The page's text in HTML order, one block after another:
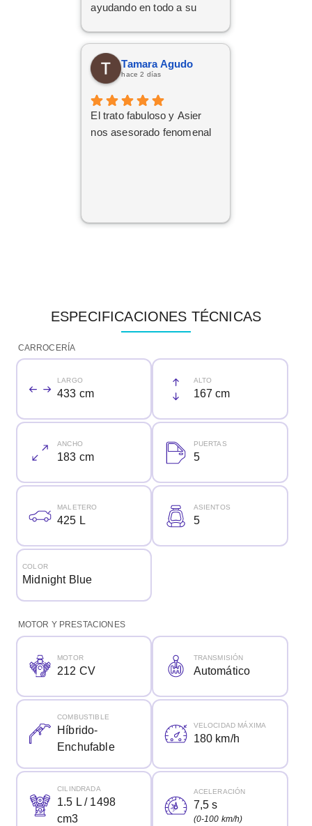
ayudando en todo a su
recomendable,grandes
profesionales
Tamara Agudo
hace 2 días
El trato fabuloso y Asier
nos asesorado fenomenal
ESPECIFICACIONES TÉCNICAS
CARROCERÍA
LARGO
433 cm
ALTO
167 cm
ANCHO
183 cm
PUERTAS
5
MALETERO
425 L
ASIENTOS
5
COLOR
Midnight Blue
MOTOR Y PRESTACIONES
MOTOR
212 CV
TRANSMISIÓN
Automático
COMBUSTIBLE
Híbrido-
Enchufable
VELOCIDAD MÁXIMA
180 km/h
CILINDRADA
1.5 L / 1498
cm3
ACELERACIÓN
7,5 s
(0-100 km/h)